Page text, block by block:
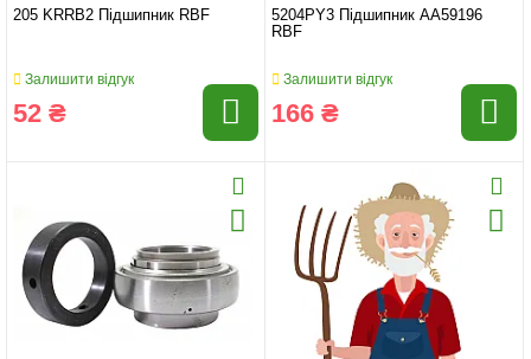
205 KRRB2 Підшипник RBF
Залишити відгук
52 ₴
5204PY3 Підшипник AA59196
RBF
Залишити відгук
166 ₴